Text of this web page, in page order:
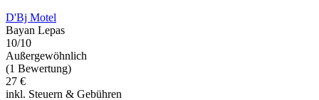
D'Bj Motel
Bayan Lepas
10/10
Außergewöhnlich
(1 Bewertung)
27 €
inkl. Steuern & Gebühren